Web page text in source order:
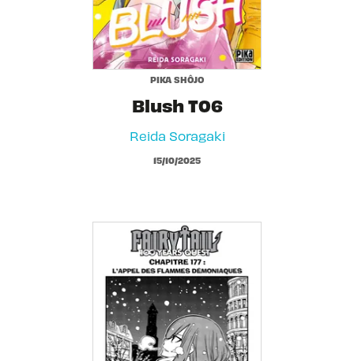
PIKA SHÔJO
Blush T06
Reida Soragaki
15/10/2025